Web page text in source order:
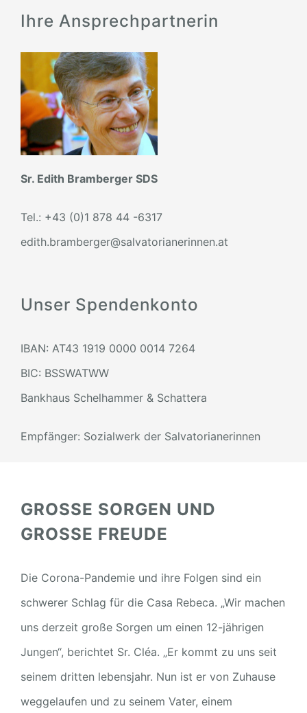
Ihre Ansprechpartnerin
Sr. Edith Bramberger SDS
Tel.: +43 (0)1 878 44 -6317
edith.bramberger@salvatorianerinnen.at
Unser Spendenkonto
IBAN: AT43 1919 0000 0014 7264
BIC: BSSWATWW
Bankhaus Schelhammer & Schattera
Empfänger: Sozialwerk der Salvatorianerinnen
GROSSE SORGEN UND
GROSSE FREUDE
Die Corona-Pandemie und ihre Folgen sind ein
schwerer Schlag für die Casa Rebeca. „Wir machen
uns derzeit große Sorgen um einen 12-jährigen
Jungen“, berichtet Sr. Cléa. „Er kommt zu uns seit
seinem dritten lebensjahr. Nun ist er von Zuhause
weggelaufen und zu seinem Vater, einem